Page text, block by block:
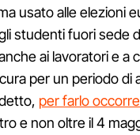
usato alle elezioni
studenti fuori sede
ai lavoratori e a
per un periodo di
per farlo
e non oltre il 4